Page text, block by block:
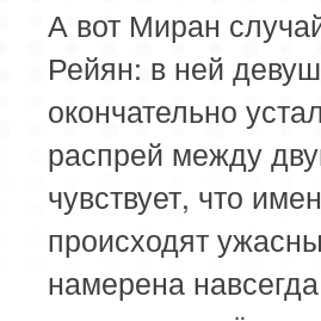
А вот Миран
Рейян: в ней
окончательно
распрей между
чувствует, что
происходят
намерена